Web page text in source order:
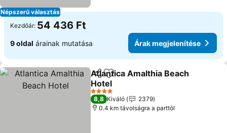
Népszerű választás
Kezdőár: 54 436 Ft
9 oldal árainak mutatása Árak megjelenítése
Megosztás
Hozzáadás a kedvencekhez
Atlantica Amalthia Beach
Hotel
Árak megjelenítése
4 Kategória
8,8 Kiváló
2379
0.4 km távolságra a parttól